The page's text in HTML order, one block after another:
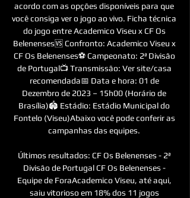
acordo com as opções disponíveis para que
você consiga ver o jogo ao vivo. Ficha técnica
do jogo entre Academico Viseu x CF Os
Belenenses🆚 Confronto: Academico Viseu x
CF Os Belenenses⚽ Campeonato: 2ª Divisão
de Portugal📺 Transmissão: Ver site/casa
recomendada📅 Data e hora: 01 de
Dezembro de 2023 – 15h00 (Horário de
Brasília)🏟️ Estádio: Estádio Municipal do
Fontelo (Viseu)Abaixo você pode conferir as
campanhas das equipes.
Últimos resultados: CF Os Belenenses - 2ª
Divisão de Portugal CF Os Belenenses -
Equipe de ForaAcademico Viseu, até aqui,
saiu vitorioso em 18% dos 11 jogos